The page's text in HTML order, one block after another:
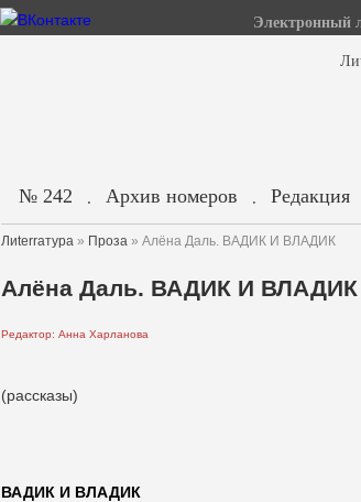
Электронный
№ 242 . Архив номеров . Редакция
Лиterraтура » Проза » Алёна Даль. ВАДИК И ВЛАДИК
Алёна Даль. ВАДИК И ВЛАДИК
Редактор: Анна Харланова
(рассказы)
ВАДИК И ВЛАДИК